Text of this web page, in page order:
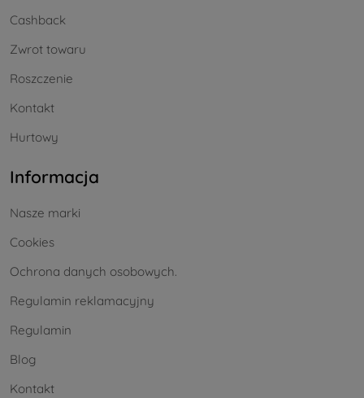
Cashback
Zwrot towaru
Roszczenie
Kontakt
Hurtowy
Informacja
Nasze marki
Cookies
Ochrona danych osobowych.
Regulamin reklamacyjny
Regulamin
Blog
Kontakt